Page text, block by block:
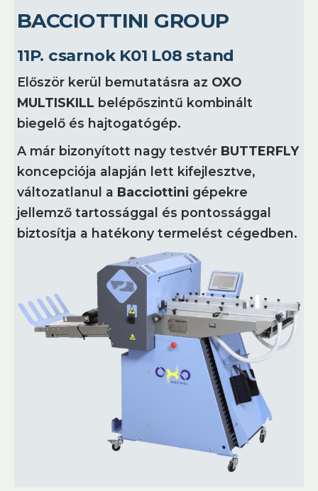
BACCIOTTINI GROUP
11P. csarnok K01 L08 stand
Először kerül bemutatásra az OXO
MULTISKILL belépőszintű kombinált
biegelő és hajtogatógép.
A már bizonyított nagy testvér BUTTERFLY
koncepciója alapján lett kifejlesztve,
változatlanul a Bacciottini gépekre
jellemző tartossággal és pontossággal
biztosítja a hatékony termelést cégedben.